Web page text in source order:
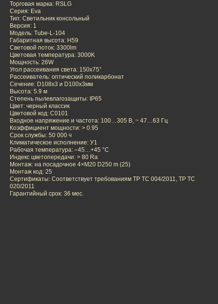
Торговая марка: RSLG
Серия: Eva
Тип: Светильник консольный
Версия: 1
Модель: Tube-L-104
Габаритная высота: H59
Световой поток: 3300lm
Цветовая температура: 3000K
Мощность: 26W
Угол рассеивания света: 150x75°
Рассеиватель: оптический поликарбонат
Сечение: D108x3 и D100x3мм
Выcота: 5.9 м
Степень пылевлагозащиты: IP65
Цвет: черный классик
Цветовой код: C0101
Входное напряжение и частота: 100…305 В, ~ 47…63 Гц
Коэффициент мощности: > 0.95
Срок службы: 50 000 ч
Климатическое исполнение: У1
Рабочая температура: –45…+45 °С
Индекс цветопередачи: > 80 Ra
Монтаж: на посадочное 4×M20 D250 m (25)
Монтаж код: 25
Сертификаты: Соответствует требованиям TP TC 004/2011, TP TC
020/2011
Гарантийный срок: 36 мес.